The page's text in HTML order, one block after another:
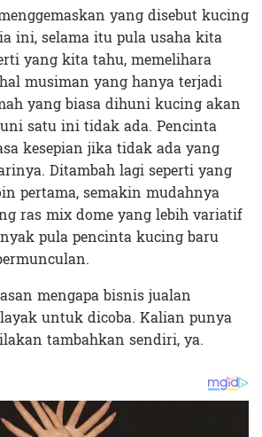
yang disebut kucing
ini, selama itu pula usaha kita
yang kita tahu, memelihara
musiman yang hanya terjadi
yang biasa dihuni kucing akan
satu ini tidak ada. Pencinta
kesepian jika tidak ada yang
Ditambah lagi seperti yang
pertama, semakin mudahnya
ras mix dome yang lebih variatif
pula pencinta kucing baru
mengapa bisnis jualan
untuk dicoba. Kalian punya
tambahkan sendiri, ya.